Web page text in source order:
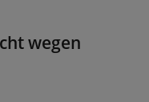
wegen